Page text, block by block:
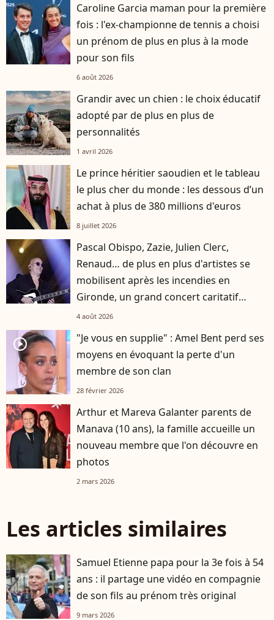
Caroline Garcia maman pour la première
fois : l'ex-championne de tennis a choisi
un prénom de plus en plus à la mode
pour son fils
6 août 2026
Grandir avec un chien : le choix éducatif
adopté par de plus en plus de
personnalités
1 avril 2026
Le prince héritier saoudien et le tableau
le plus cher du monde : les dessous d’un
achat à plus de 380 millions d'euros
8 juillet 2026
Pascal Obispo, Zazie, Julien Clerc,
Renaud… de plus en plus d'artistes se
mobilisent après les incendies en
Gironde, un grand concert caritatif
annoncé
4 août 2026
player2
"Je vous en supplie" : Amel Bent perd ses
moyens en évoquant la perte d'un
membre de son clan
28 février 2026
Arthur et Mareva Galanter parents de
Manava (10 ans), la famille accueille un
nouveau membre que l'on découvre en
photos
2 mars 2026
Les articles similaires
Samuel Etienne papa pour la 3e fois à 54
ans : il partage une vidéo en compagnie
de son fils au prénom très original
9 mars 2026